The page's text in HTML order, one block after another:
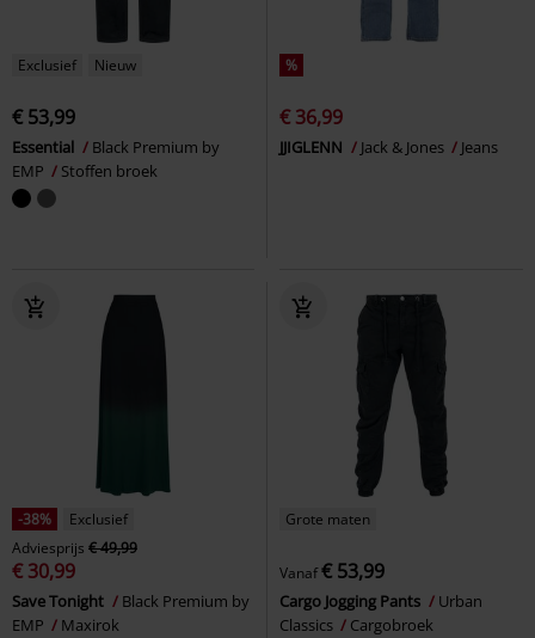
Exclusief Nieuw
€ 53,99
Essential
Black Premium by
EMP
Stoffen broek
%
€ 36,99
JJIGLENN Jack & Jones Jeans
-38%
Exclusief
Adviesprijs € 49,99
€ 30,99
Save Tonight
Black Premium by
EMP
Maxirok
Grote maten
Vanaf€ 53,99
Cargo Jogging Pants
Urban
Classics
Cargobroek